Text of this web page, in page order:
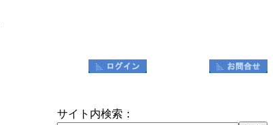
サイト内検索：